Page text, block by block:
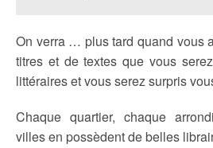
On verra … plus tard quand vous
titres et de textes que vous
littéraires et vous serez surpris
Chaque quartier, chaque
villes en possèdent de belles